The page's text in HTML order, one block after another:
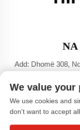
Add: Dhomë 308,
Tel: +86-
E-mail:[email
We value your
We use cookies and
don't want to accept